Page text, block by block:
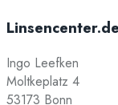
Linsencenter.de
Ingo Leefken
Moltkeplatz 4
53173 Bonn